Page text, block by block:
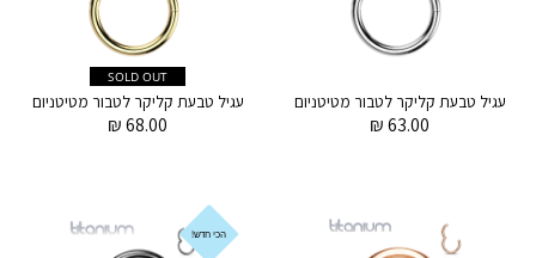
עגיל טבעת קליקר לטבור מטיטניום 1.6 ממ
63.00
₪
SOLD OUT
68.00
₪
הכי חדש!